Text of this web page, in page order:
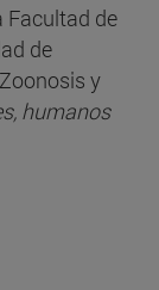
Facultad de
de
y
humanos